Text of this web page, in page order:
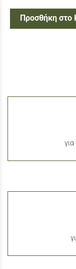
Προσθήκη στο